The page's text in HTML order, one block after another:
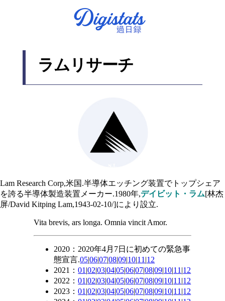
ラムリサーチ
Lam Research Corp,米国.半導体エッチング装置でトップシェア
を誇る半導体製造装置メーカー.1980年,デイビット・ラム[林杰
屏/David Kitping Lam,1943-02-10/]により設立.
Vita brevis, ars longa. Omnia vincit Amor.
2020：2020年4月7日に初めての緊急事
態宣言.05|06|07|08|09|10|11 |12
2021：01 |02|03|04|05|06|07|08|09|10|11 |12
2022：01 |02|03|04|05|06|07|08|09|10|11 |12
2023：01 |02|03|04|05|06|07|08|09|10|11 |12